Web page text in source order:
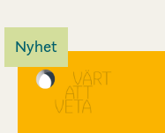
Nyhet